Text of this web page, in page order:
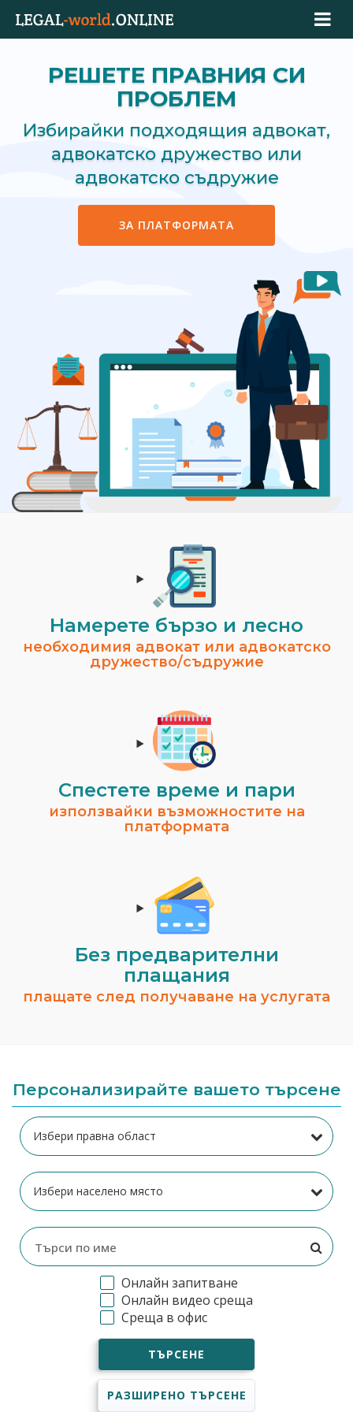
РЕШЕТЕ ПРАВНИЯ СИ
ПРОБЛЕМ
Избирайки подходящия адвокат,
адвокатско дружество или
адвокатско съдружие
ЗА ПЛАТФОРМАТА
Намерете бързо и лесно
необходимия адвокат или адвокатско
дружество/съдружие
Спестeте време и пари
използвайки възможностите на
платформата
Без предварителни
плащания
плащате след получаване на услугата
Персонализирайте вашето търсене
Онлайн запитване
Онлайн видео среща
Среща в офис
ТЪРСЕНЕ
РАЗШИРЕНО ТЪРСЕНЕ